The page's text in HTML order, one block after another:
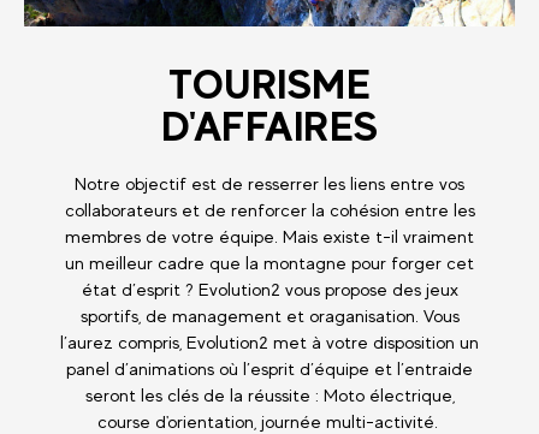
TOURISME
D'AFFAIRES
Notre objectif est de resserrer les liens entre vos
collaborateurs et de renforcer la cohésion entre les
membres de votre équipe. Mais existe t-il vraiment
un meilleur cadre que la montagne pour forger cet
état d’esprit ? Evolution2 vous propose des jeux
sportifs, de management et oraganisation. Vous
l’aurez compris, Evolution2 met à votre disposition un
panel d’animations où l’esprit d’équipe et l’entraide
seront les clés de la réussite : Moto électrique,
course d'orientation, journée multi-activité.